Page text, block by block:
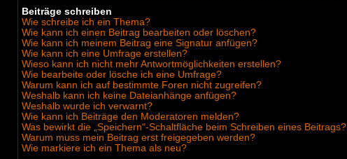
Beiträge schreiben
Wie schreibe ich ein Thema?
Wie kann ich einen Beitrag bearbeiten oder löschen?
Wie kann ich meinem Beitrag eine Signatur anfügen?
Wie kann ich eine Umfrage erstellen?
Wieso kann ich nicht mehr Antwortmöglichkeiten erstellen?
Wie bearbeite oder lösche ich eine Umfrage?
Warum kann ich auf bestimmte Foren nicht zugreifen?
Weshalb kann ich keine Dateianhänge anfügen?
Weshalb wurde ich verwarnt?
Wie kann ich Beiträge den Moderatoren melden?
Was bewirkt die „Speichern“-Schaltfläche beim Schreiben eines Beitrags?
Warum muss mein Beitrag erst freigegeben werden?
Wie markiere ich ein Thema als neu?